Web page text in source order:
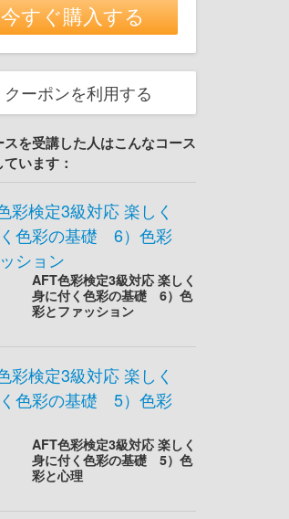
今すぐ購入する
クーポンを利用する
スを受講した人はこんなコース
います：
AFT色彩検定3級対応 楽しく
身に付く色彩の基礎 6）色
彩とファッション
AFT色彩検定3級対応 楽しく
身に付く色彩の基礎 5）色
彩と心理